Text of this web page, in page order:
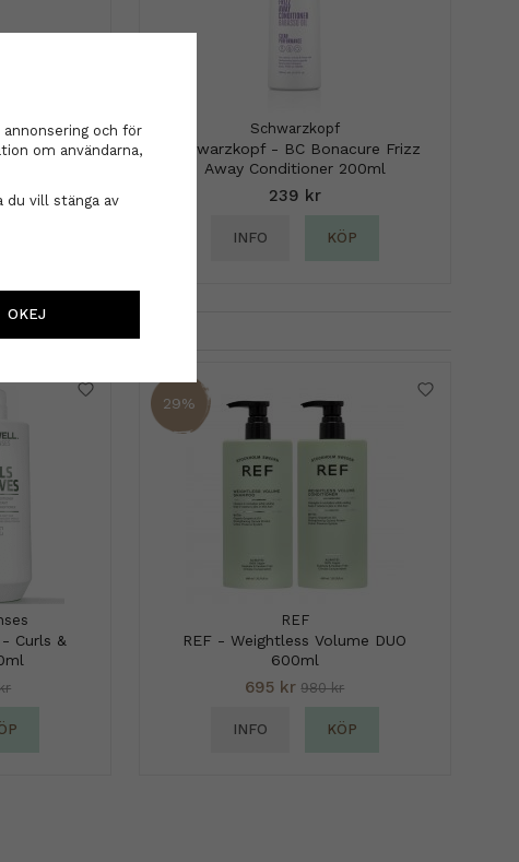
- Color
Schwarzkopf
Schwarzkopf - BC Bonacure Frizz
Away Conditioner 200ml
239 kr
INFO KÖP
Curls &
29%
REF
REF - Weightless Volume DUO
600ml
695 kr 980 kr
INFO KÖP
och för
om användarna,
du vill stänga av
OKEJ